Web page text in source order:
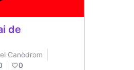
de
Canòdrom
0